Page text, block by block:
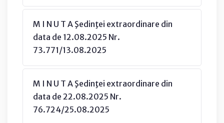
M I N U T A Şedinţei extraordinare din
data de 12.08.2025 Nr.
73.771/13.08.2025
M I N U T A Şedinţei extraordinare din
data de 22.08.2025 Nr.
76.724/25.08.2025